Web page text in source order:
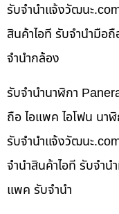
รับจํานําแจ้งวัฒนะ
สินค้าไอที รับจำนำมือ
จำนำกล้อง
รับจำนำนาฬิกา
ถือ ไอแพค ไอโฟน นา
รับจํานําแจ้งวัฒนะ
จำนำสินค้าไอที รับจำ
แพค รับจำนำ